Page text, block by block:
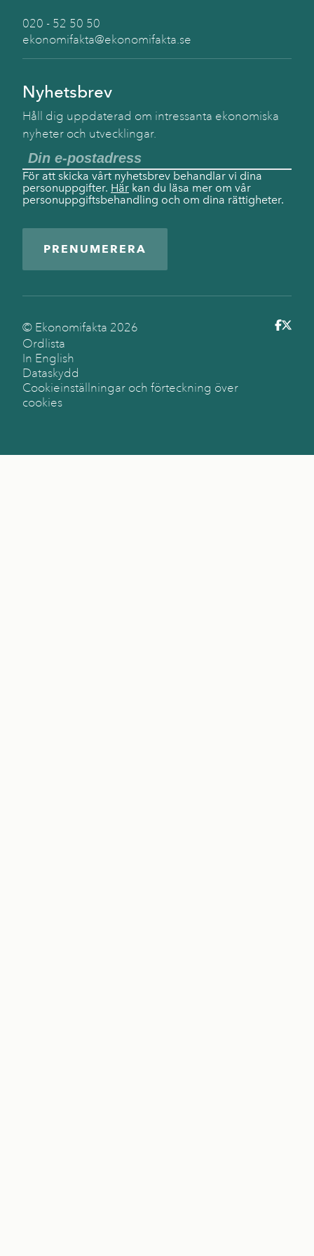
020 - 52 50 50
ekonomifakta@ekonomifakta.se
Nyhetsbrev
Håll dig uppdaterad om intressanta ekonomiska
nyheter och utvecklingar.
För att skicka vårt nyhetsbrev behandlar vi dina
personuppgifter. Här kan du läsa mer om vår
personuppgiftsbehandling och om dina rättigheter.
PRENUMERERA
© Ekonomifakta 2026
Ordlista
In English
Dataskydd
Cookieinställningar och förteckning över
cookies